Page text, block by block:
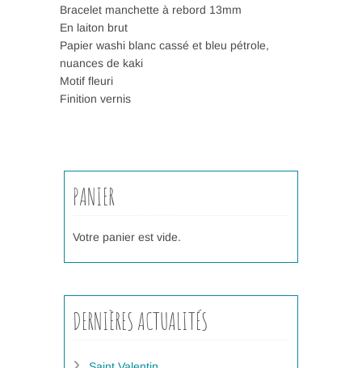
Bracelet manchette à rebord 13mm
En laiton brut
Papier washi blanc cassé et bleu pétrole,
nuances de kaki
Motif fleuri
Finition vernis
PANIER
Votre panier est vide.
DERNIÈRES ACTUALITÉS